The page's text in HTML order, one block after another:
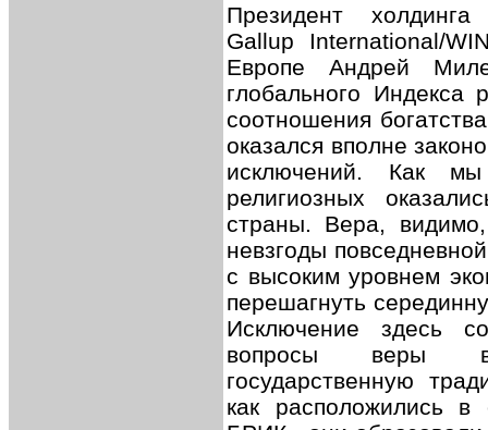
Президент холдинга
Gallup International/
Европе Андрей
глобального Индекса
соотношения
оказался вполне
исключений. Как
религиозных
страны. Вера,
невзгоды
с высоким уровнем
перешагнуть
Исключение здесь
вопросы веры
государственную
как расположились